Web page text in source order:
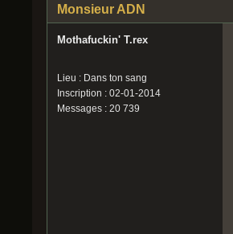
Monsieur ADN
Mothafuckin' T.rex
Lieu : Dans ton sang
Inscription : 02-01-2014
Messages : 20 739